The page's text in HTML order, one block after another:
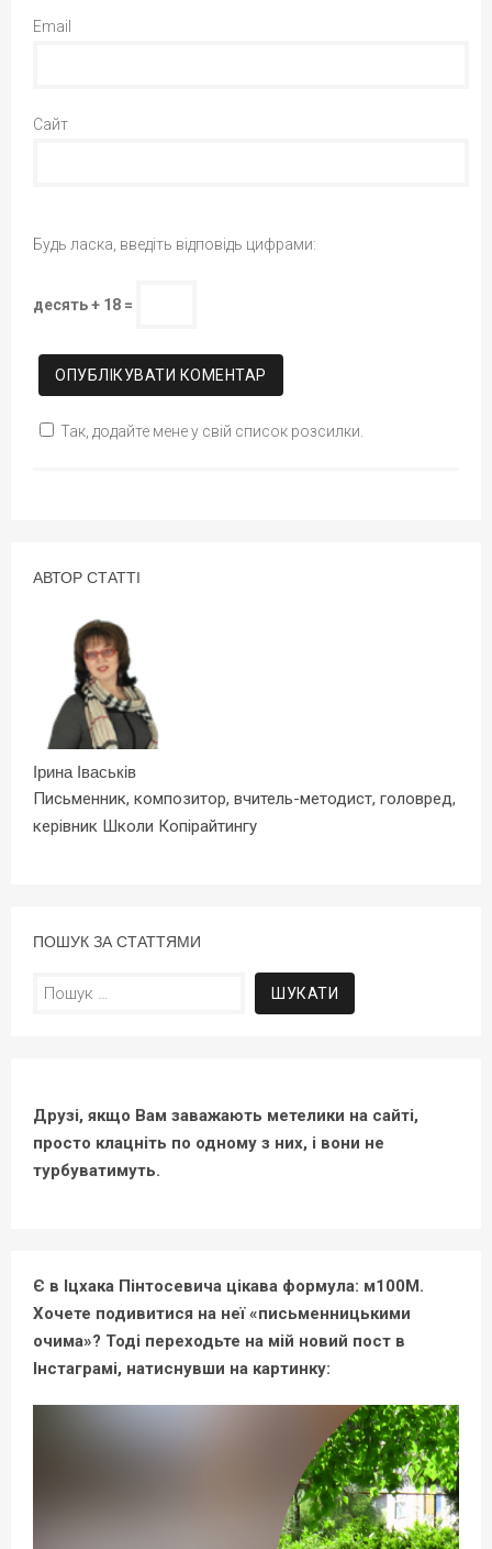
Email
Сайт
Будь ласка, введіть відповідь цифрами:
десять + 18 =
Так, додайте мене у свій список розсилки.
АВТОР СТАТТІ
Ірина Іваськів
Письменник, композитор, вчитель-методист, головред,
керівник Школи Копірайтингу
ПОШУК ЗА СТАТТЯМИ
Пошук:
Друзі, якщо Вам заважають метелики на сайті,
просто клацніть по одному з них, і вони не
турбуватимуть.
Є в Іцхака Пінтосевича цікава формула: м100М.
Хочете подивитися на неї «письменницькими
очима»? Тоді переходьте на мій новий пост в
Інстаграмі, натиснувши на картинку: